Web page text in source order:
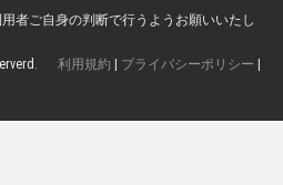
者ご自身の判断で行うようお願いいたし
利用規約 | プライバシーポリシー |